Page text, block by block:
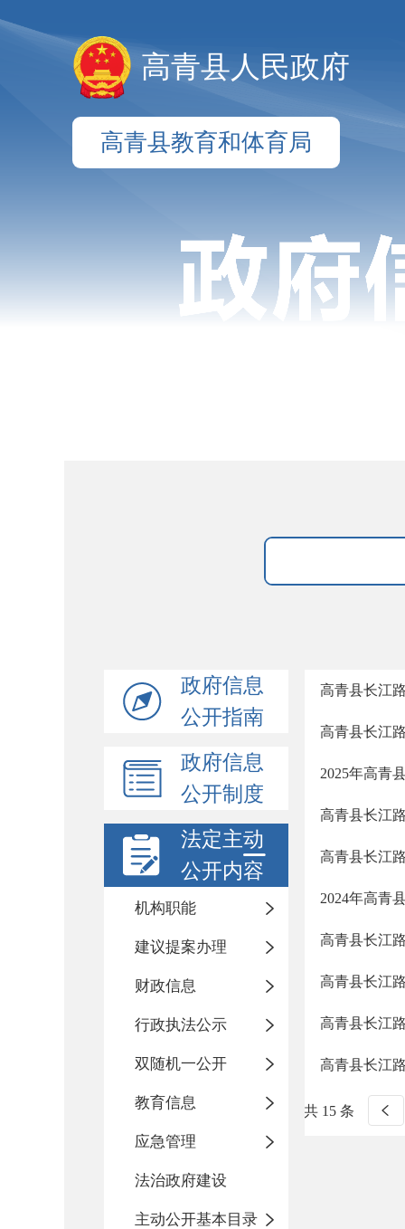
高青县人民政府
高青县教育和体育局
政府信息
公开指南
政府信息
公开制度
法定主动
公开内容
机构职能
建议提案办理
财政信息
行政执法公示
双随机一公开
教育信息
应急管理
法治政府建设
主动公开基本目录
高青县长江
高青县长江
2025年高青
高青县长江
高青县长江
2024年高青
高青县长江
高青县长江
高青县长江
高青县长江
共 15 条